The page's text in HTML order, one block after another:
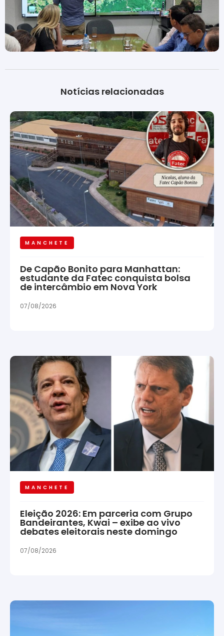
Notícias relacionadas
MANCHETE
De Capão Bonito para Manhattan:
estudante da Fatec conquista bolsa
de intercâmbio em Nova York
07/08/2026
MANCHETE
Eleição 2026: Em parceria com Grupo
Bandeirantes, Kwai – exibe ao vivo
debates eleitorais neste domingo
07/08/2026